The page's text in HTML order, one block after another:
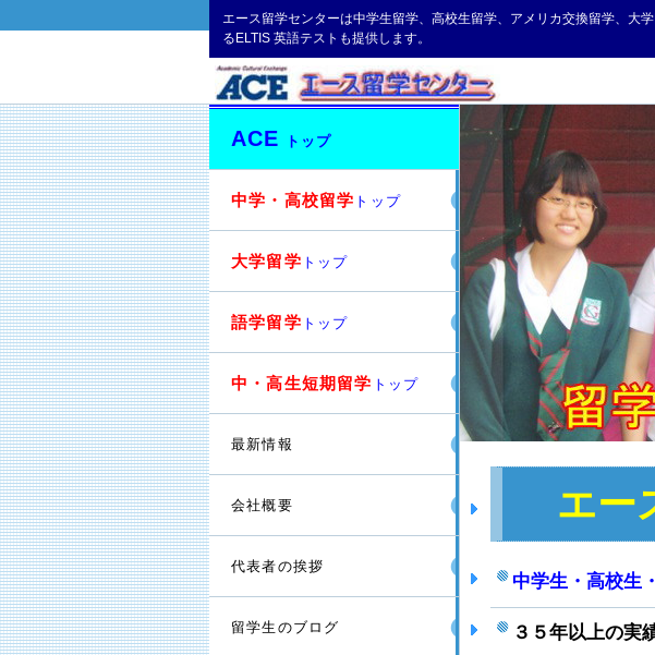
エース留学センターは中学生留学、高校生留学、アメリカ交換留学、大
るELTIS 英語テストも提供します。
エー
中学生・高校生
３５年以上の実
ACE トップ
中学・高校留学 トップ
大学留学 トップ
語学留学 トップ
中・高生短期留学 トップ
最新情報
会社概要
代表者の挨拶
留学生のブログ